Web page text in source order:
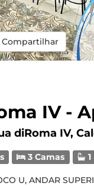
Compartilhar
IV -
diRoma IV,
3 Camas 1
U, ANDAR